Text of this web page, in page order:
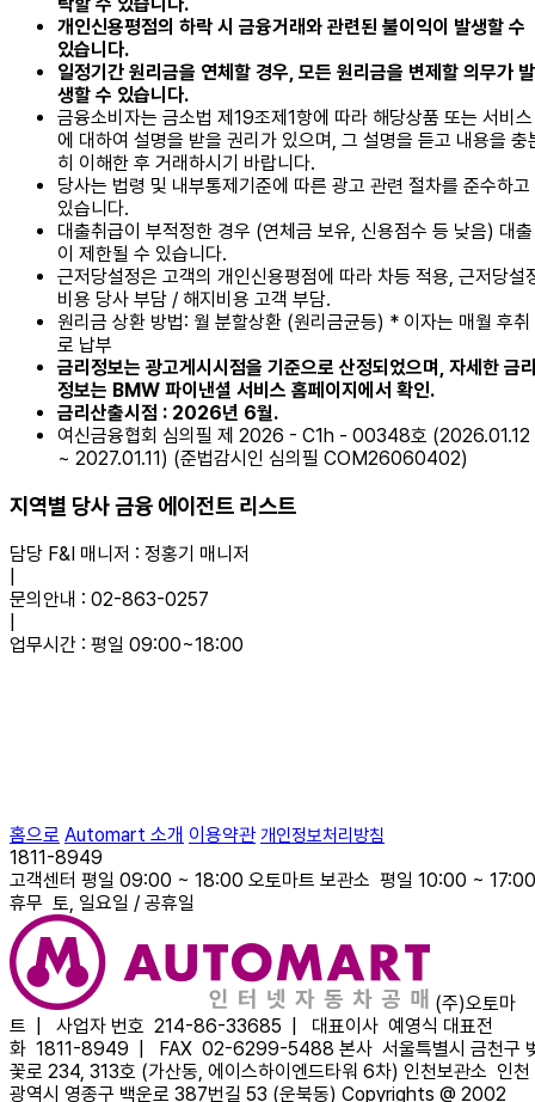
개인신용평점의 하락 시 금융거래와 관련된 불이익이 발생할 수
있습니다.
일정기간 원리금을 연체할 경우, 모든 원리금을 변제할 의무가 발
생할 수 있습니다.
금융소비자는 금소법 제19조제1항에 따라 해당상품 또는 서비스
에 대하여 설명을 받을 권리가 있으며, 그 설명을 듣고 내용을 충
히 이해한 후 거래하시기 바랍니다.
당사는 법령 및 내부통제기준에 따른 광고 관련 절차를 준수하고
있습니다.
대출취급이 부적정한 경우 (연체금 보유, 신용점수 등 낮음) 대출
이 제한될 수 있습니다.
근저당설정은 고객의 개인신용평점에 따라 차등 적용, 근저당설
비용 당사 부담 / 해지비용 고객 부담.
원리금 상환 방법: 월 분할상환 (원리금균등) * 이자는 매월 후취
로 납부
금리정보는 광고게시시점을 기준으로 산정되었으며, 자세한 금
정보는 BMW 파이낸셜 서비스 홈페이지에서 확인.
금리산출시점 : 2026년 6월.
여신금융협회 심의필 제 2026 - C1h - 00348호 (2026.01.12
~ 2027.01.11) (준법감시인 심의필 COM26060402)
지역별 당사 금융 에이전트 리스트
담당 F&I 매니저 : 정홍기 매니저
문의안내 : 02-863-0257
업무시간 : 평일 09:00~18:00
홈으로 Automart 소개 이용약관 개인정보처리방침
1811-8949
고객센터 평일 09:00 ~ 18:00 오토마트 보관소 평일 10:00 ~ 17:00
휴무 토, 일요일 / 공휴일
(주)오토마
트
사업자 번호 214-86-33685 | 대표이사 예영식 대표전
화 1811-8949 | FAX 02-6299-5488 본사 서울특별시 금천구
꽃로 234, 313호 (가산동, 에이스하이엔드타워 6차) 인천보관소 인천
광역시 영종구 백운로 387번길 53 (운북동) Copyrights @ 2002